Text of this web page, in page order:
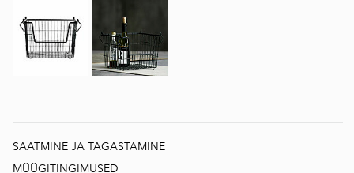
SAATMINE JA TAGASTAMINE
MÜÜGITINGIMUSED